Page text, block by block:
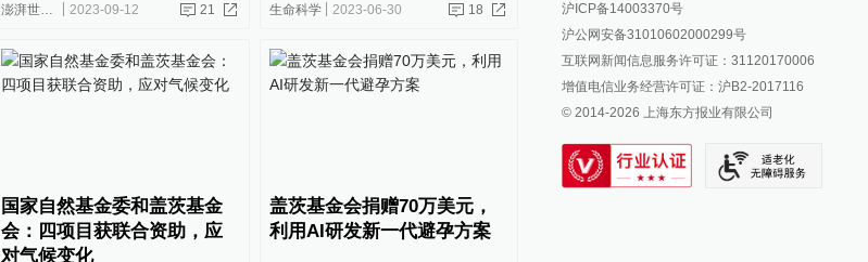
澎湃世界观 2023-09-12 21 生命科学 2023-06-30 18
国家自然基金委和盖茨基金
会：四项目获联合资助，应
对气候变化
盖茨基金会捐赠70万美元，
利用AI研发新一代避孕方案
澎湃新闻公众号
澎湃新闻抖音号
派生万物开放平台
IP SHANGHAI
SIXTH TONE
报料邮箱: news@thepaper.cn
沪ICP备14003370号
沪公网安备31010602000299号
互联网新闻信息服务许可证：31120170006
增值电信业务经营许可证：沪B2-2017116
© 2014-2026 上海东方报业有限公司